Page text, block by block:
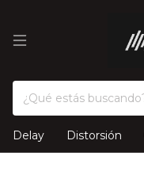
Delay Distorsión